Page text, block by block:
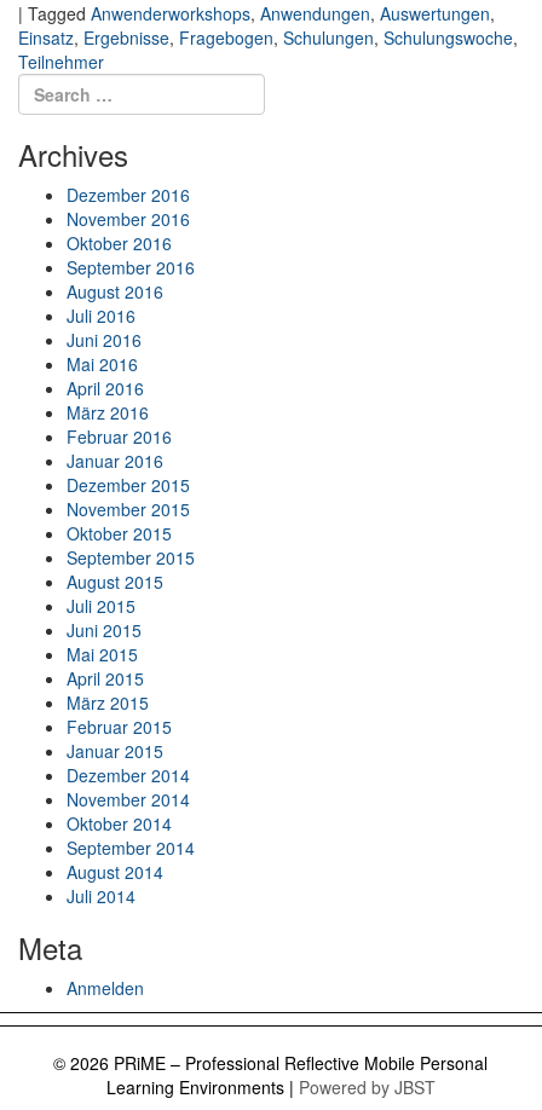
| Tagged Anwenderworkshops, Anwendungen, Auswertungen,
Einsatz, Ergebnisse, Fragebogen, Schulungen, Schulungswoche,
Teilnehmer
Search for:
Archives
Dezember 2016
November 2016
Oktober 2016
September 2016
August 2016
Juli 2016
Juni 2016
Mai 2016
April 2016
März 2016
Februar 2016
Januar 2016
Dezember 2015
November 2015
Oktober 2015
September 2015
August 2015
Juli 2015
Juni 2015
Mai 2015
April 2015
März 2015
Februar 2015
Januar 2015
Dezember 2014
November 2014
Oktober 2014
September 2014
August 2014
Juli 2014
Meta
Anmelden
© 2026 PRiME – Professional Reflective Mobile Personal
Learning Environments | Powered by JBST